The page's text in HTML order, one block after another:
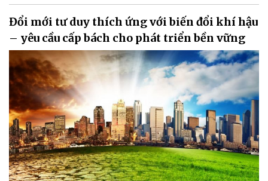
Đổi mới tư duy thích ứng với biến đổi khí hậu
– yêu cầu cấp bách cho phát triển bền vững